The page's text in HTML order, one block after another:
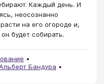
Каждый день. И
неосознанно
на его огороде и,
будет собирать.
Бандура